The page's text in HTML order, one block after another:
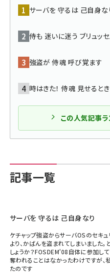
サーバを 守るは 己自身な
侍も 迷いに迷う ブリュッ
強盗が 侍魂 呼び覚ます
時はきた！ 侍魂 見せるとき
この人気記事ラ
記事一覧
サーバを 守るは 己自身なり
ケチャップ強盗からサーバOSのセキ
より、かばんを盗まれてしまいました
しょうか？FOSDEM'08自体に参加し
奪われることはなかったわけですが
たのです